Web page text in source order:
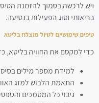
ויש לרכשה בסמוך להזמנת
בריאותי וסוג הפעילות בנסיעה.
טיפים שימושיים לטיול מוצלח בליטא
כדי למקסם את החוויה בליטא,
למידת מספר מילים
התאמת הלבוש למזג
גיבוי כל המסמכים